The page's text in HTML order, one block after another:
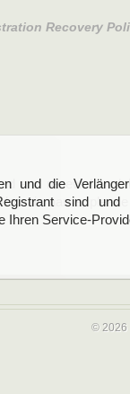
Recovery
and renewal or
name,
und die
sind und
Ihren Service-
© 2026